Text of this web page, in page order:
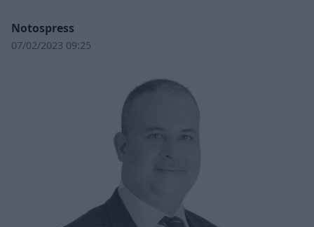
Notospress
07/02/2023 09:25